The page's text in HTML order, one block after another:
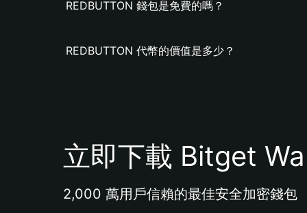
REDBUTTON 錢包是免費的嗎？
REDBUTTON 代幣的價值是多少？
立即下載 Bitget
2,000 萬用戶信賴的最佳安全加密錢包